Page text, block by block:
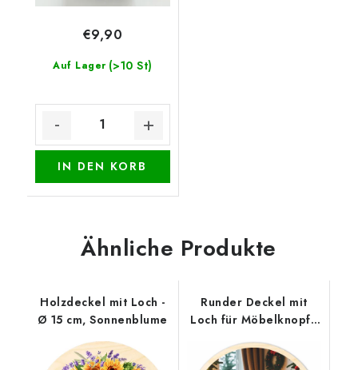
Auf Lager (>10 St)
€9,90
IN DEN KORB
Ähnliche Produkte
Holzdeckel mit Loch -
Ø 15 cm, Sonnenblume
Runder Deckel mit
Loch für Möbelknopf -